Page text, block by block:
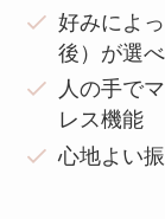
好みによ
後）が選
人の手で
レス機能
心地よい